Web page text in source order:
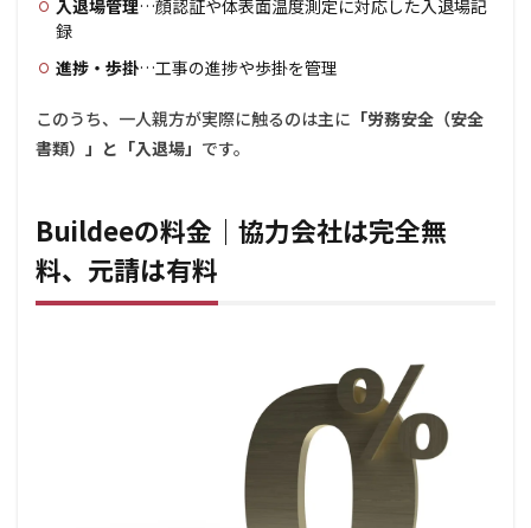
Buildee
方は？
6.2
親方
もお
金が
かか
入退場管理…顔認証や体表面温度測定に対応した入退場記
録
進捗・歩掛…工事の進捗や歩掛を管理
このうち、一人親方が実際に触るのは主に 「労務安全（安全
書類）」と「入退場」 です。
Buildeeの料金｜協力会社は完全無
料、元請は有料